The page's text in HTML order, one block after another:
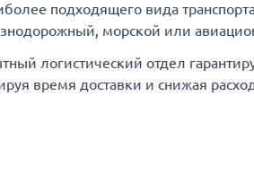
подходящего вида
морской или
логистический отдел
время доставки и снижая